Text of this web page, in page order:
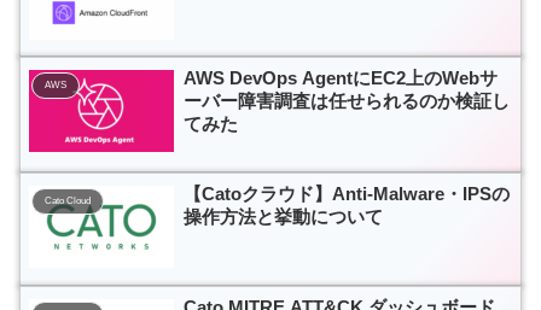
AWS
AWS DevOps AgentにEC2上のWebサ
ーバー障害調査は任せられるのか検証し
てみた
Cato Cloud
【Catoクラウド】Anti-Malware・IPSの
操作方法と挙動について